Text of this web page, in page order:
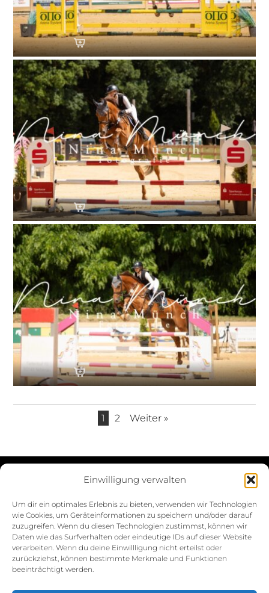
Einwilligung verwalten
Um dir ein optimales Erlebnis zu bieten, verwenden wir Technologien
wie Cookies, um Geräteinformationen zu speichern und/oder darauf
zuzugreifen. Wenn du diesen Technologien zustimmst, können wir
Daten wie das Surfverhalten oder eindeutige IDs auf dieser Website
verarbeiten. Wenn du deine Einwillligung nicht erteilst oder
zurückziehst, können bestimmte Merkmale und Funktionen
beeinträchtigt werden.
1 2 Weiter »
Impressum
Cookie-Richtlinie (EU)